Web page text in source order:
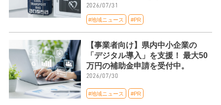
2026/07/31
#地域ニュース #PR
【事業者向け】県内中小企業の
「デジタル導入」を支援！ 最大50
万円の補助金申請を受付中。
2026/07/30
#地域ニュース #PR